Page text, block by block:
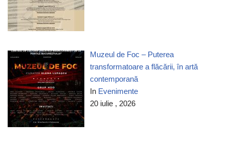
Muzeul de Foc – Puterea
transformatoare a flăcării, în artă
contemporană
In Evenimente
20 iulie , 2026